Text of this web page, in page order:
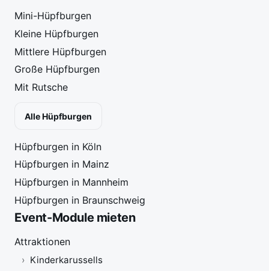
Mini-Hüpfburgen
Kleine Hüpfburgen
Mittlere Hüpfburgen
Große Hüpfburgen
Mit Rutsche
Alle Hüpfburgen
Hüpfburgen in Köln
Hüpfburgen in Mainz
Hüpfburgen in Mannheim
Hüpfburgen in Braunschweig
Event-Module mieten
Attraktionen
Kinderkarussells